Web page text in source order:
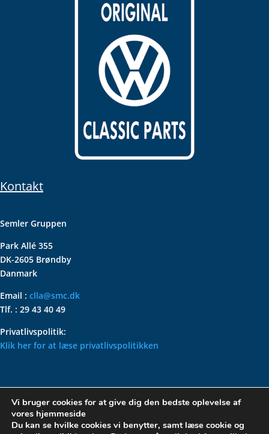
Kontakt
Semler Gruppen
Park Allé 355
DK-2605 Brøndby
Danmark
Email : clla@smc.dk
Tlf. : 29 43 40 49
Privatlivspolitik:
Klik her for at læse privatlivspolitikken
VOLKSWAGEN CLASSIC
PARTS – HOLDER DIN
KLASSISKE VOLKSWAGEN I
Vi bruger cookies for at give dig den bedste oplevelse af
vores hjemmeside
Du kan se hvilke cookies vi benytter, samt læse cookie og